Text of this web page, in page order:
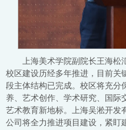
上海美术学院副院长王海松
校区建设历经多年推进，目前关
段主体结构已完成。校区将充分
养、艺术创作、学术研究、国际
艺术教育新地标。上海吴淞开发
公司将全力推进项目建设，紧盯